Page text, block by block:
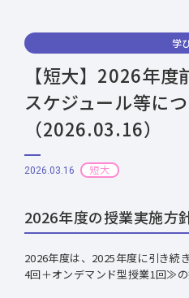
学
【短大】2026年
スケジュール等に
（2026.03.16）
2026.03.16 短大
2026年度の授業実施方
2026年度は、2025年度に引き
4回＋オンデマンド型授業1回≫の